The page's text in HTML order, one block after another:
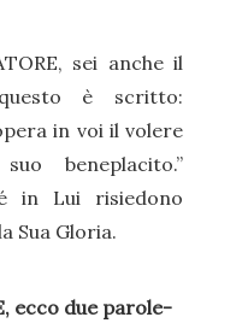
sei anche il
questo è scritto:
in voi il volere
beneplacito.”
in Lui risiedono
Sua Gloria.
ecco due parole-